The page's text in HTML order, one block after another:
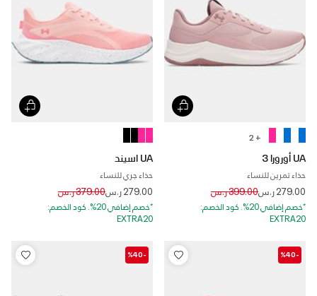
+ 2
UA أورورا 3
حذاء تمرين للنساء
279.00 ر.س Price reduced from
399.00 ر.س to
*خصم إضافي 20%. كود الخصم:
EXTRA20
UA اسيند
حذاء جري للنساء
279.00 ر.س Price reduced from
379.00 ر.س to
*خصم إضافي 20%. كود الخصم:
EXTRA20
-%40
-%40